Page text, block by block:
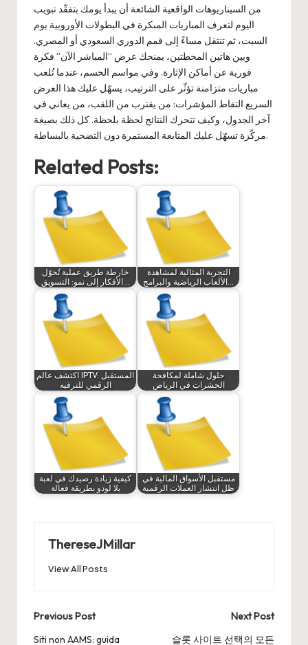
من السيناريوهات الواقعية الشائعة أن يبدأ يومك بتفقّد تبويب
اليوم لتعرف المباريات المبكرة في البطولات الأوروبية يوم
السبت، ثم تنتقل مساءً إلى قمم الدوري السعودي أو المصري.
وبين هاتين المحطتين، يمنحك عرض “المباشر الآن” فكرة
فورية عن أماكن الإثارة. وفي مواسم الحسم، عندما تُلعب
مباريات متزامنة تؤثّر على الترتيب، يسهّل عليك هذا العرض
السريع التقاط المؤشرات: من يقترب من اللقب، من يعاني في
آخر الجدول، وكيف تتحرك النتائج لحظة بلحظة. كل ذلك بصيغة
مركّزة تسهّل عليك المتابعة المستمرة دون التضحية بالبساطة.
Related Posts:
خارطة طريق عملية تُحوّل
التجربة المثالية لمشاهدة
اكتشف عالم IPTV: المستقبل
الرقمي للترفيه
حلول شاملة لمكافحة
الحشرات في الرياض
كيفية زيادة رصيدك في لعبة
يلا لودو بطريقة فعالة
مستقبل الأسواق المالية في
ظل انتشار العملات الرقمية
ThereseJMillar
View All Posts
Post
Previous Post
Siti non AAMS: guida
Next Post
슬롯 사이트 선택의 모든